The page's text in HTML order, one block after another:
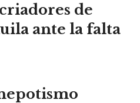
de
ante la falta